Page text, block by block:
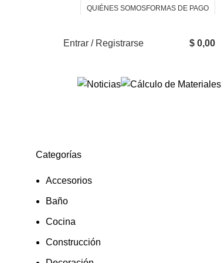
QUIÉNES SOMOSFORMAS DE PAGO
Entrar / Registrarse $ 0,00
Categorías
Accesorios
Baño
Cocina
Construcción